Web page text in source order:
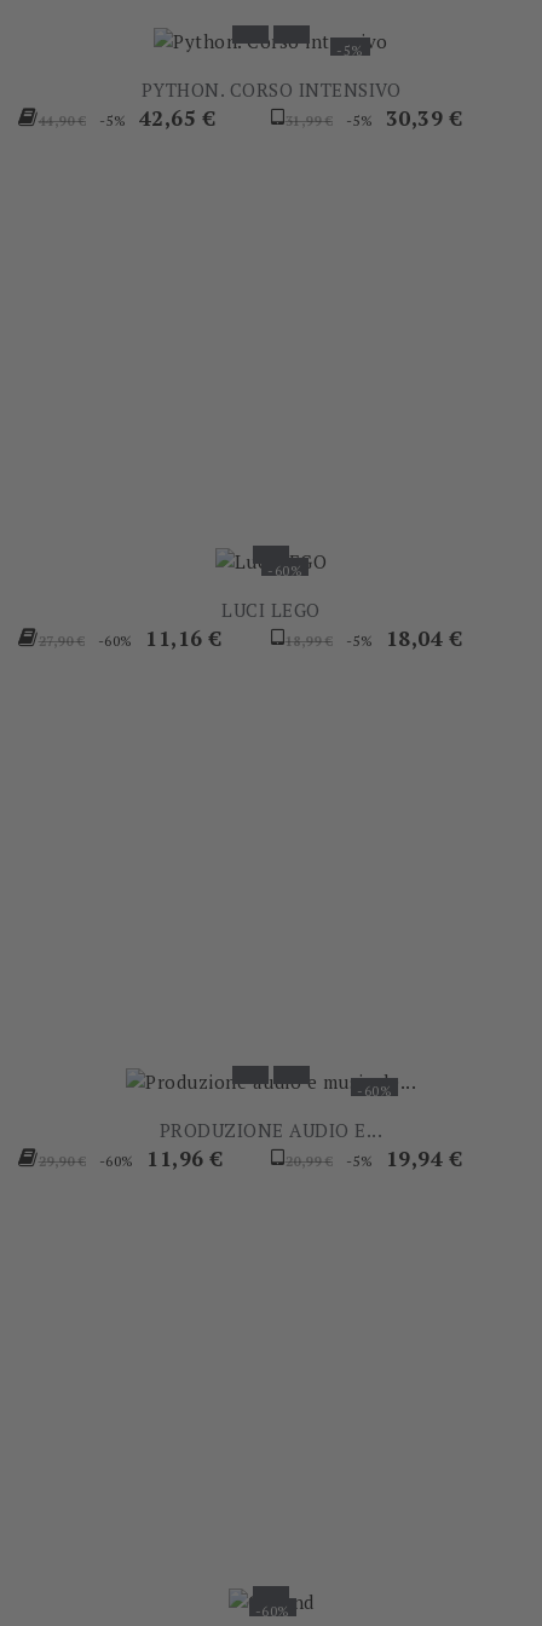
-5%
PYTHON. CORSO INTENSIVO
Prezzo
44,90 € -5% Prezzo
42,65 €
Prezzo
31,99 € -5% Prezzo
30,39 €
-60%
LUCI LEGO
Prezzo
27,90 € -60% Prezzo
11,16 €
Prezzo
18,99 € -5% Prezzo
18,04 €
-60%
PRODUZIONE AUDIO E...
Prezzo
29,90 € -60% Prezzo
11,96 €
Prezzo
20,99 € -5% Prezzo
19,94 €
-60%